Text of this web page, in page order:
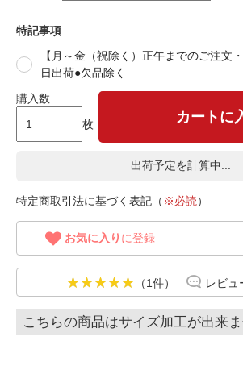
特記事項
【月～金（祝除く）正午までのご注文
日出荷●欠品除く
購入数
枚
カートに
出荷予定を計算中...
特定商取引法に基づく表記（ ※必読）
お気に入り に登録
（1件） レビュ
こちらの商品はサイズ加工が出来ま